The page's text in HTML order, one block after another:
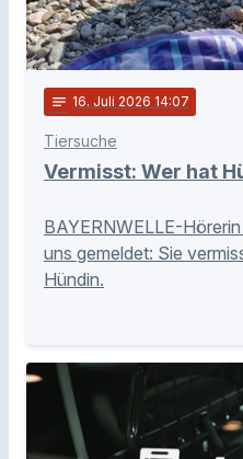
notes 16. Juli 2026 14:07
Tiersuche
Vermisst: Wer hat
BAYERNWELLE-
uns gemeldet: Sie
Hündin.